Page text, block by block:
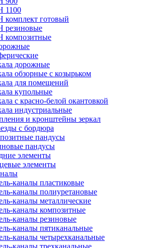
1100
готовый
резиновые
композитные
дорожные
обзорные с козырьком
для помещений
купольные
с красно-белой окантовкой
индустриальные
и кронштейны зеркал
с бордюра
пандусы
пандусы
элементы
элементы
каналы пластиковые
каналы полиуретановые
каналы металлические
каналы композитные
каналы резиновые
каналы пятиканальные
каналы четырехканальные
каналы трехканальные